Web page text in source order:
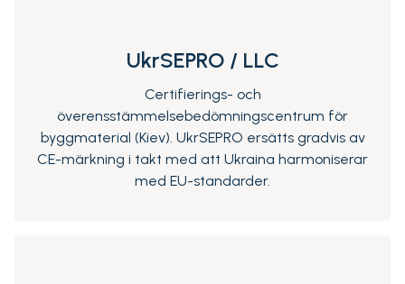
UkrSEPRO / LLC
Certifierings- och
överensstämmelsebedömningscentrum för
byggmaterial (Kiev). UkrSEPRO ersätts gradvis av
CE-märkning i takt med att Ukraina harmoniserar
med EU-standarder.